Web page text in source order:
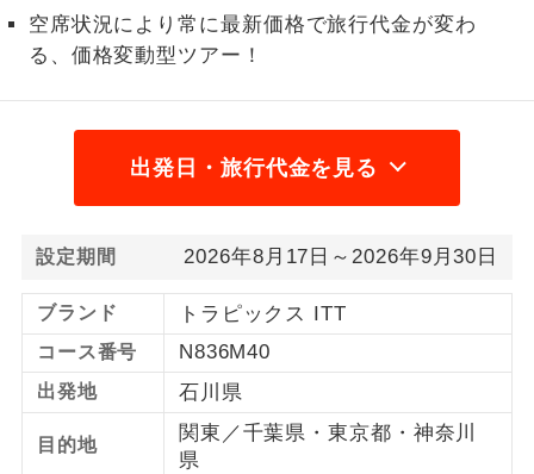
空席状況により常に最新価格で旅行代金が変わ
る、価格変動型ツアー！
出発日・旅行代金を見る
設定期間 2026年8月17日～2026年9月30日
ブランド トラピックス ITT
コース番号 N836M40
出発地 石川県
目的地
関東／千葉県・東京都・神奈川
県
ご夫婦限定
ご夫婦限定でご参加いただけるコースで
す。
す。
ご参加にあたり年齢に制限があるコース
です。
航空会社指定
利用航空会社が指定なので、ご出発の計
ホテル指定
ご紹介するホテルを指定したコースで
す。
おひとり様バ
ス2席利用
おひとり様でバス席を2席利⽤できま
す。